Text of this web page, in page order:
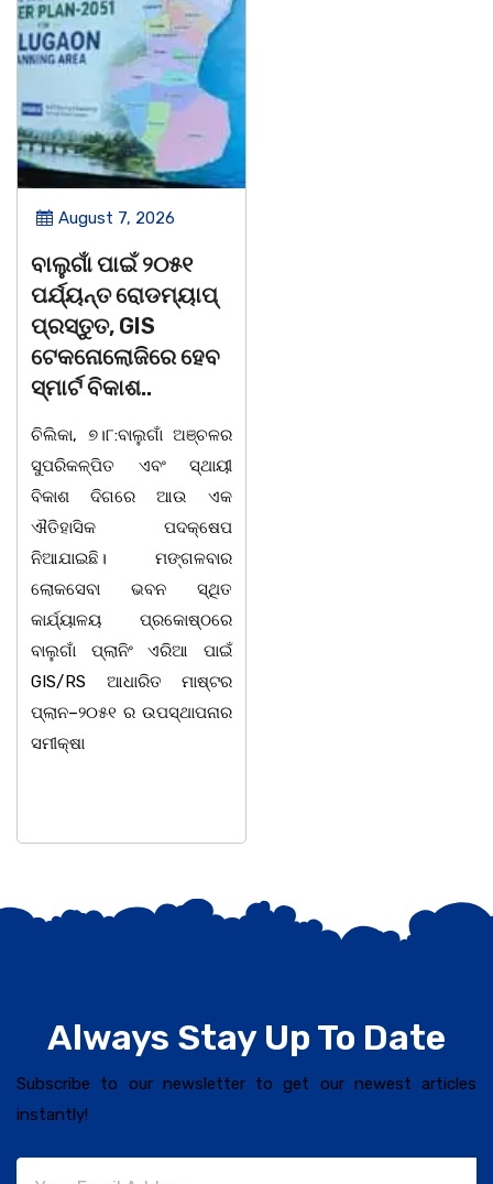
August 7, 2026
ବାଲୁଗାଁ ପାଇଁ ୨୦୫୧
ପର୍ଯ୍ୟନ୍ତ ରୋଡମ୍ୟାପ୍
ପ୍ରସ୍ତୁତ, GIS
ଟେକନୋଲୋଜିରେ ହେବ
ସ୍ମାର୍ଟ ବିକାଶ..
ଚିଲିକା, ୭।୮:ବାଲୁଗାଁ ଅଞ୍ଚଳର
ସୁପରିକଳ୍ପିତ ଏବଂ ସ୍ଥାୟୀ
ବିକାଶ ଦିଗରେ ଆଉ ଏକ
ଐତିହାସିକ ପଦକ୍ଷେପ
ନିଆଯାଇଛି। ମଙ୍ଗଳବାର
ଲୋକସେବା ଭବନ ସ୍ଥିତ
କାର୍ଯ୍ୟାଳୟ ପ୍ରକୋଷ୍ଠରେ
ବାଲୁଗାଁ ପ୍ଲାନିଂ ଏରିଆ ପାଇଁ
GIS/RS ଆଧାରିତ ମାଷ୍ଟର
ପ୍ଲାନ–୨୦୫୧ ର ଉପସ୍ଥାପନାର
ସମୀକ୍ଷା
Always Stay Up To Date
Subscribe to our newsletter to get our newest articles
instantly!